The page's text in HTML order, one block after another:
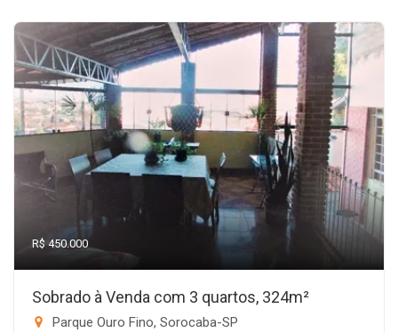
R$ 450.000
Sobrado à Venda com 3 quartos, 324m²
Parque Ouro Fino, Sorocaba-SP